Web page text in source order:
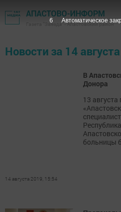
АПАСТОВО-ИНФОРМ
Газета "Звезда" - Апастовский район
Новости за 14
В
Донора
13
больницы
14 августа 2019, 15:54
6 Автоматическое